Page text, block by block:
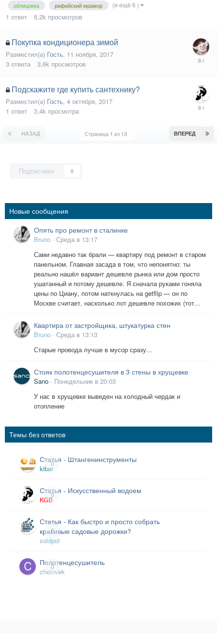
облицовка рифейский мрамор (и ещё 6 )
1 ответ 6,2k просмотров
Покупка кондиционера зимой
Разместил(а) Гость, 11 ноября, 2017
3 ответа 3,6k просмотров
Подскажите где купить сантехнику?
Разместил(а) Гость, 4 октября, 2017
1 ответ 3,4k просмотра
НАЗАД ВПЕРЕД
Страница 1 из 13
Подписчики 0
Новые сообщения
Опять про ремонт в сталинке
Bruno · Среда в 13:17
Сами недавно так брали — квартиру под ремонт в старом
панельном. Главная засада в том, что непонятно: ты
реально нашёл вариант дешевле рынка или дом просто
ушатанный и потому дешевле. Я сначала руками гоняла
цены по Циану, потом наткнулась на getflip — он по
Москве считает, насколько лот дешевле похожих (тот...
Квартира от застройщика, штукатурка стен
Bruno · Среда в 13:13
Старые провода лучше в мусор сразу...
Стояк полотенцесушителя в 3 стены в хрущевке
Sano · Понедельник в 20:03
У нас в хрущевке выведен на холодный чердак и
отопление
Темы без ответов
0
Статья - Штангенинструменты
kiber
0
Статья - Искусственный водоем
KGB
0
Статья - Как быстро и просто собрать
красивые садовые дорожки?
soldрol
0
Полотенцесушитель
chelovek